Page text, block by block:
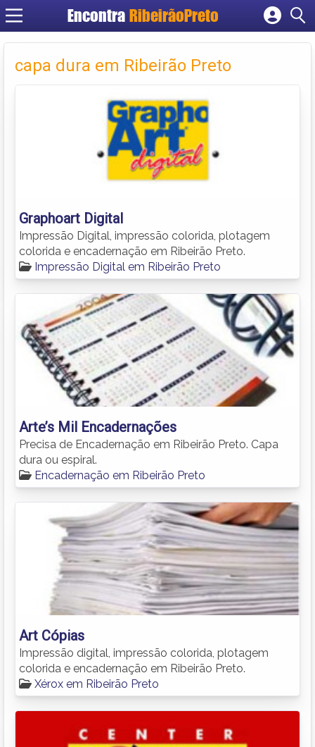
Encontra RibeirãoPreto
Cadastrar empresa
Fazer login
Criar conta
capa dura em Ribeirão Preto
Graphoart Digital
Impressão Digital, impressão colorida, plotagem
colorida e encadernação em Ribeirão Preto.
Impressão Digital em Ribeirão Preto
Arte’s Mil Encadernações
Precisa de Encadernação em Ribeirão Preto. Capa
dura ou espiral.
Encadernação em Ribeirão Preto
Art Cópias
Impressão digital, impressão colorida, plotagem
colorida e encadernação em Ribeirão Preto.
Xérox em Ribeirão Preto